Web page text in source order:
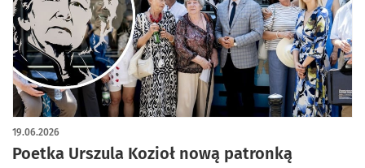
Poetka Urszula Kozioł nową patronką
19.06.2026
artykuł z galerią zdjęć